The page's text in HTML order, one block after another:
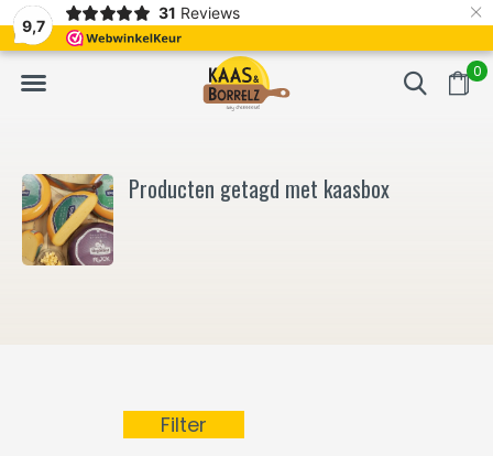
9,7
31 Reviews ×
0
Vers van het mes en gevacumeerd Vaak volgende
Producten getagd met kaasbox
Filter